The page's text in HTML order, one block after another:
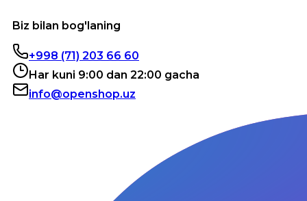
Biz bilan bog'laning
+998 (71) 203 66 60
Har kuni 9:00 dan 22:00 gacha
info@openshop.uz